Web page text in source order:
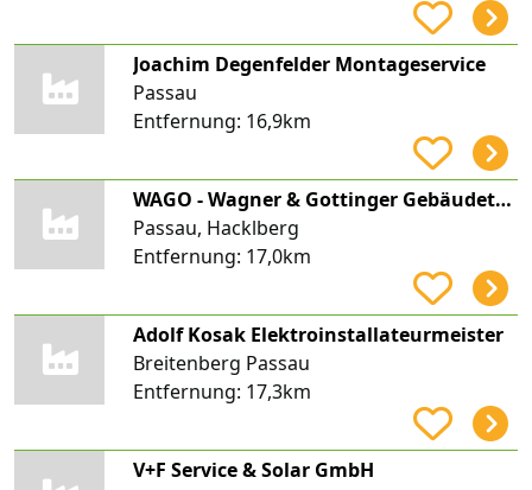
Joachim Degenfelder Montageservice
Passau
Entfernung: 16,9km
WAGO - Wagner & Gottinger Gebäudetechnik GmbH
Passau, Hacklberg
Entfernung: 17,0km
Adolf Kosak Elektroinstallateurmeister
Breitenberg Passau
Entfernung: 17,3km
V+F Service & Solar GmbH